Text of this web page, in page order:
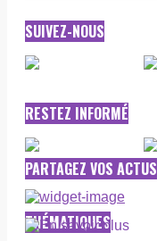
SUIVEZ-NOUS
RESTEZ INFORMÉ
PARTAGEZ VOS ACTUS
THÉMATIQUES